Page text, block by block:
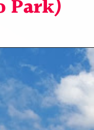
Park)